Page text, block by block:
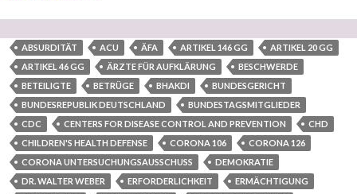
ABSURDITÄT ACU ÄFA ARTIKEL 146 GG
ARTIKEL 20 GG
ARTIKEL 46 GG
ÄRZTE FÜR AUFKLÄRUNG
BESCHWERDE
BETEILIGTE
BETRÜGE BHAKDI
BUNDESGERICHT
BUNDESREPUBLIK DEUTSCHLAND
BUNDESTAGSMITGLIEDER
CDC
CENTERS FOR DISEASE CONTROL AND PREVENTION
CHD
CHILDREN'S HEALTH DEFENSE
CORONA 106
CORONA 126
CORONA UNTERSUCHUNGSAUSSCHUSS
DEMOKRATIE
DR. WALTER WEBER
ERFORDERLICHKEIT
ERMÄCHTIGUNG